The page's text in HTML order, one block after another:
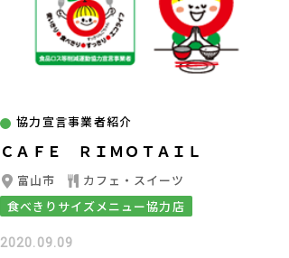
協力宣言事業者紹介
ＣＡＦＥ ＲＩＭＯＴＡＩＬ
富山市
カフェ・スイーツ
食べきりサイズメニュー協力店
2020.09.09